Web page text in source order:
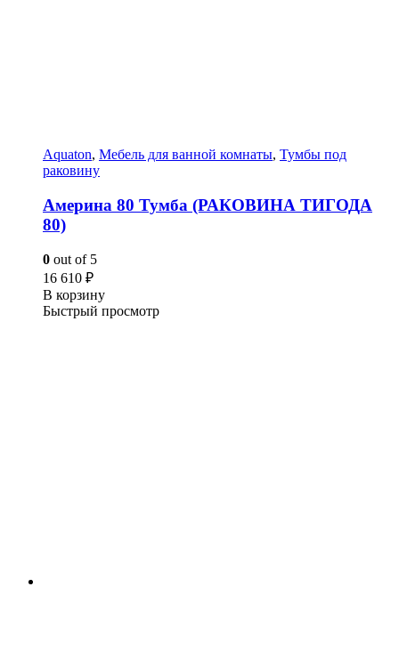
Aquaton, Мебель для ванной комнаты, Тумбы под
раковину
Америна 80 Тумба (РАКОВИНА ТИГОДА
80)
0 out of 5
16 610 ₽
В корзину
Быстрый просмотр